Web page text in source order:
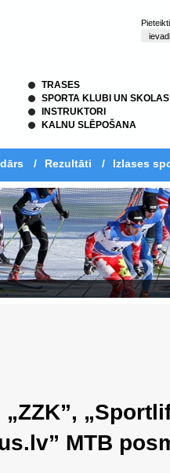
TRASES
SPORTA KLUBI UN SKOLAS
INSTRUKTORI
KALNU SLĒPOŠANA
/ Rezultāti / Izlases
MTB